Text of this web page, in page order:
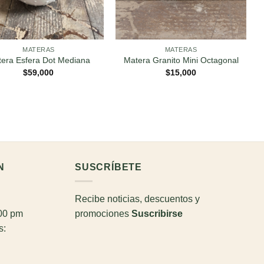
MATERAS
Esfera Dot Mediana
$59,000
MATERAS
Matera Granito Mini Octagonal
$15,000
pm
SUSCRÍBETE
Recibe noticias, descuentos y
promociones Suscribirse